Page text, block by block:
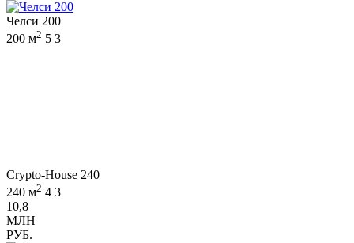
Челси 200
200 м2 5 3
Crypto-House 240
240 м2 4 3
10,8
МЛН
РУБ.